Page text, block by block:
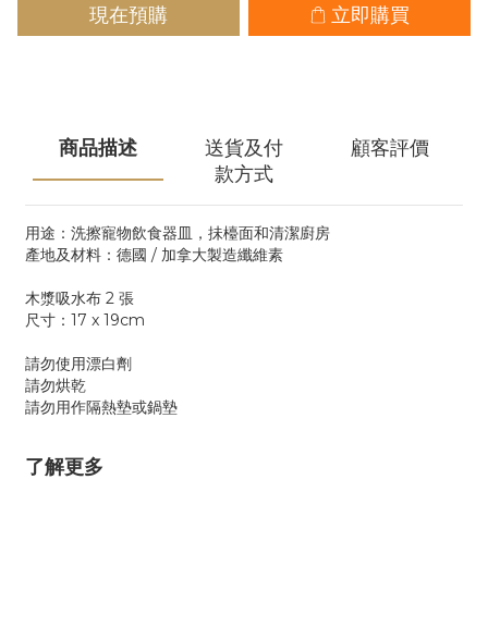
現在預購 立即購買
商品描述
送貨及付
款方式
顧客評價
用途：洗擦寵物飲食器皿，抺檯面和清潔廚房
產地及材料：德國 / 加拿大製造纖維素
木漿吸水布 2 張
尺寸：17 x 19cm
請勿使用漂白劑
請勿烘乾
請勿用作隔熱墊或鍋墊
了解更多